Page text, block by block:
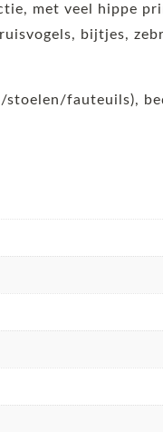
met veel hippe
bijtjes,
fauteuils),